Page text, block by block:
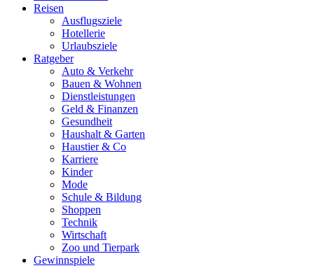
Reisen
Ausflugsziele
Hotellerie
Urlaubsziele
Ratgeber
Auto & Verkehr
Bauen & Wohnen
Dienstleistungen
Geld & Finanzen
Gesundheit
Haushalt & Garten
Haustier & Co
Karriere
Kinder
Mode
Schule & Bildung
Shoppen
Technik
Wirtschaft
Zoo und Tierpark
Gewinnspiele